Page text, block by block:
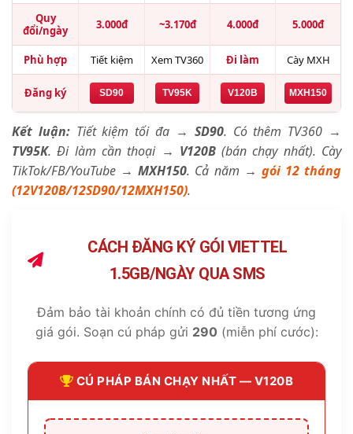
Quy
đổi/ngày
3.000đ ~3.170đ 4.000đ 5.000đ
Phù hợp Tiết kiệm Xem TV360 Đi làm Cày MXH
Đăng ký SD90 TV95K V120B MXH150
Kết luận:Tiết kiệm tối đa → SD90. Có thêm TV360 →
TV95K. Đi làm cần thoại → V120B(bán chạy nhất). Cày
TikTok/FB/YouTube →MXH150. Cả năm → gói 12 tháng
(12V120B/12SD90/12MXH150).
CÁCH ĐĂNG KÝ GÓI VIETTEL
1.5GB/NGÀY QUA SMS
Đảm bảo tài khoản chính có đủ tiền tương ứng
giá gói. Soạn cú pháp gửi 290 (miễn phí cước):
CÚ PHÁP BÁN CHẠY NHẤT — V120B